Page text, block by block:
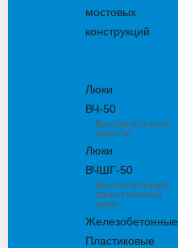
мостовых
конструкций
Люки
ВЧ-50
Высокопрочный
чугун 50
Люки
ВЧШГ-50
Высокопрочный
сверхтяжелый
чугун
Железобетонные
Пластиковые